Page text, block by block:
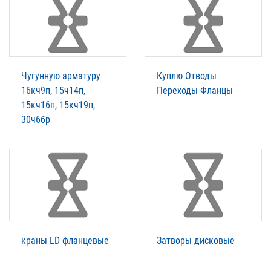
Чугунную арматуру
16кч9п, 15ч14п,
15кч16п, 15кч19п,
30ч6бр
Куплю Отводы
Переходы Фланцы
краны LD фланцевые Затворы дисковые